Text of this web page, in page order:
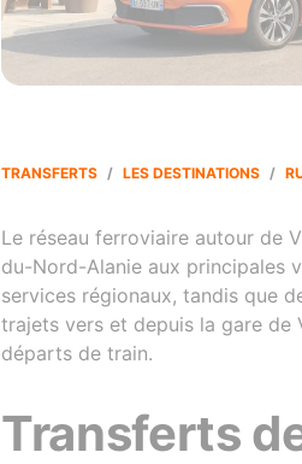
TRANSFERTS / LES DESTINATIONS /
Le réseau ferroviaire autour de
du-Nord-Alanie aux principales
services régionaux, tandis que
trajets vers et depuis la gare
départs de train.
Transferts